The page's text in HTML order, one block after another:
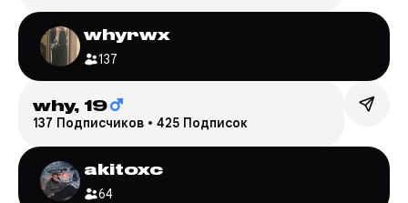
whyrwx
137
why, 19
137 Подписчиков • 425 Подписок
akitoxc
64